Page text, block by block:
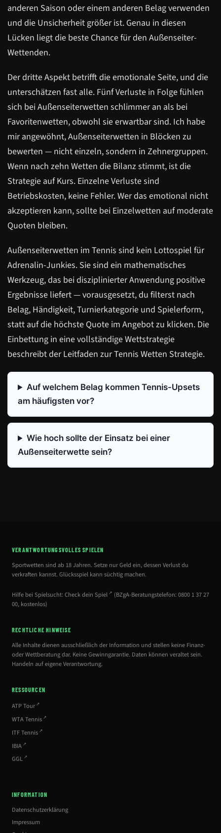
anderen Saison oder einem anderen Belag verwenden
und die Unsicherheit größer ist. Genau in diesen
Lücken liegt die beste Chance für den Außenseiter-
Wettenden.
Der dritte Aspekt betrifft die emotionale Seite, und die
unterschätzen fast alle. Fünf Verluste in Folge fühlen
sich bei Außenseiterwetten schlimmer an als bei
Favoritenwetten, obwohl sie erwartbar sind. Ich habe
mir angewöhnt, Außenseiterwetten in Blöcken zu
bewerten — nicht einzeln, sondern in Zehnergruppen.
Wenn nach zehn Wetten die Bilanz stimmt, ist die
Strategie auf Kurs. Einzelne Verluste sind
Betriebskosten, keine Fehler. Wer das emotional nicht
akzeptieren kann, sollte bei Einzelwetten auf moderate
Quoten bleiben.
Außenseiterwetten im Tennis sind kein Lottospiel für
Adrenalin-Junkies. Sie sind ein mathematisches
Werkzeug, das bei disziplinierter Anwendung positive
Ergebnisse liefert — vorausgesetzt, du filterst nach
Belag, Händigkeit, Turnierkategorie und Spielerform,
statt auf die höchste Quote im Angebot zu klicken. Die
Einbettung in eine vollständige Wettstrategie
beschreibt der Leitfaden zur Tennis Wetten Strategie.
Auf welchem Belag kommen Tennis-Upsets
am häufigsten vor?
Wie hoch sollte der Einsatz bei einer
Außenseiterwette sein?
VERANTWORTUNGSVOLLES SPIELEN
Sportwetten sind ab 18 Jahren. Setze nur Geld ein, dessen Verlust du
verkraften kannst. Glücksspiel kann süchtig machen.
Hilfe bei Spielsucht:Check dein Spiel
(BZgA-Beratungstelefon: 0800 1 37 27
00, kostenlos)
RECHTLICHE HINWEISE
Alle Inhalte dienen ausschließlich der Information und stellen keine Finanz-
oder Wettberatung dar. Keine Gewinngarantie. Daten können veraltet sein.
Handeln auf eigene Verantwortung.
RESSOURCEN
ATP Tour
WTA Tennis
ITF Tennis
IBIA
GGL
INFORMATION
Datenschutzerklärung
Impressum